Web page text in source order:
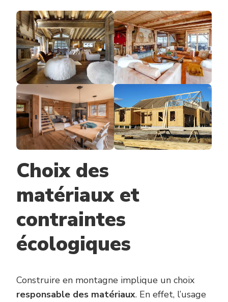
Choix des
matériaux et
contraintes
écologiques
Construire en montagne implique un choix
responsable des matériaux. En effet, l’usage